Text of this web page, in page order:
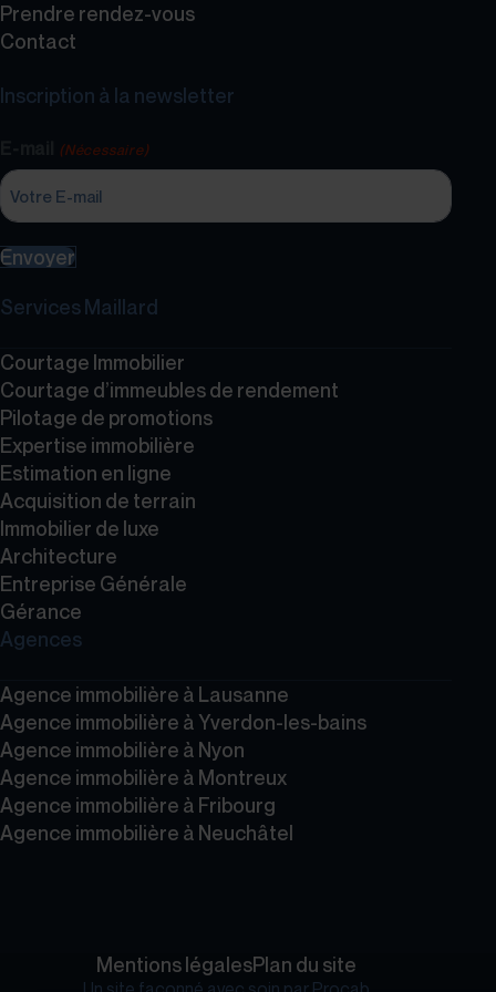
Prendre rendez-vous
Contact
Inscription à la newsletter
(Nécessaire)
Envoyer
Services Maillard
Courtage Immobilier
Courtage d’immeubles de rendement
Pilotage de promotions
Expertise immobilière
Estimation en ligne
Acquisition de terrain
Immobilier de luxe
Architecture
Entreprise Générale
Gérance
Agences
Agence immobilière à Lausanne
Agence immobilière à Yverdon-les-bains
Agence immobilière à Nyon
Agence immobilière à Montreux
Agence immobilière à Fribourg
Agence immobilière à Neuchâtel
Mentions légalesPlan du site